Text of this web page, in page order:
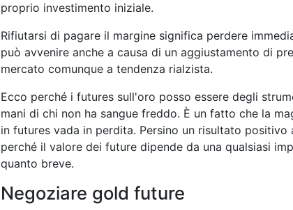
proprio investimento iniziale.
Rifiutarsi di pagare il margine significa perdere
può avvenire anche a causa di un aggiustamento di
mercato comunque a tendenza rialzista.
Ecco perché i futures sull'oro posso essere degli
mani di chi non ha sangue freddo. È un fatto che la
in futures vada in perdita. Persino un risultato positivo
perché il valore dei future dipende da una qualsiasi
quanto breve.
Negoziare gold future